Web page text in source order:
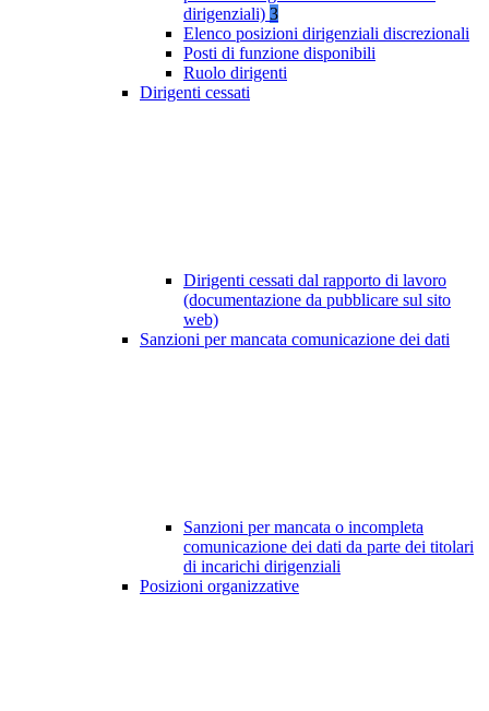
dirigenziali) 3
Elenco posizioni dirigenziali discrezionali
Posti di funzione disponibili
Ruolo dirigenti
Dirigenti cessati
Dirigenti cessati dal rapporto di lavoro
(documentazione da pubblicare sul sito
web)
Sanzioni per mancata comunicazione dei dati
Sanzioni per mancata o incompleta
comunicazione dei dati da parte dei titolari
di incarichi dirigenziali
Posizioni organizzative